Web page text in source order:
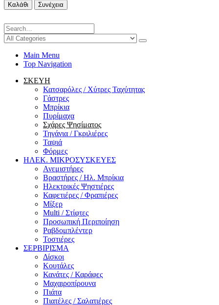
Καλάθι Συνέχεια
Main Menu
Top Navigation
ΣΚΕΥΗ
Κατσαρόλες / Χύτρες Ταχύτητας
Γάστρες
Μπρίκια
Πυρίμαχα
Σχάρες Ψησίματος
Τηγάνια / Γκριλιέρες
Ταψιά
Φόρμες
ΗΛΕΚ. ΜΙΚΡΟΣΥΣΚΕΥΕΣ
Ανεμιστήρες
Βραστήρες / Ηλ. Μπρίκια
Ηλεκτρικές Ψηστιέρες
Καφετιέρες / Φραπιέρες
Μίξερ
Multi / Στίφτες
Προσωπική Περιποίηση
Ραβδομπλέντερ
Τοστιέρες
ΣΕΡΒΙΡΙΣΜΑ
Δίσκοι
Κουτάλες
Κανάτες / Καράφες
Μαχαιροπίρουνα
Πιάτα
Πιατέλες / Σαλατιέρες